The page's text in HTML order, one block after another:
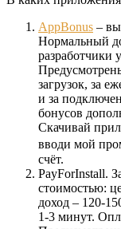
AppBonus –
Нормальный
разработчики
загрузок, за
и за
бонусов
Скачивай
вводи мой
счёт.
PayForInstall.
стоимостью:
доход – 120-
1-3 минут.